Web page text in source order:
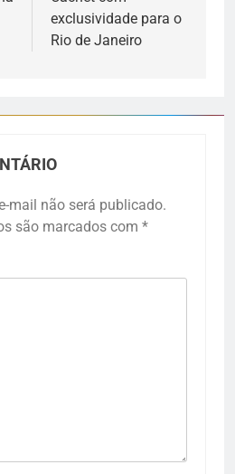
exclusividade para o
Rio de Janeiro
mail não será publicado.
são marcados com *